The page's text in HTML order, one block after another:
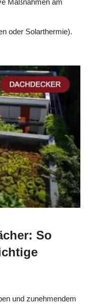
Maßnahmen am
oder Solarthermie).
So
und zunehmendem